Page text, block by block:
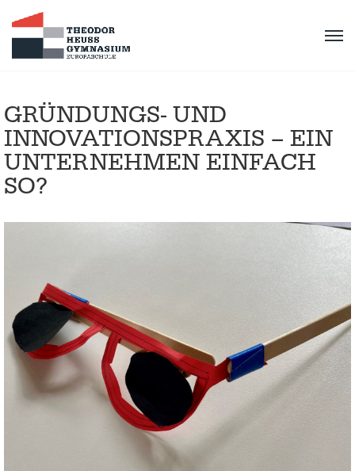
GRÜNDUNGS- UND
INNOVATIONSPRAXIS – EIN
UNTERNEHMEN EINFACH
SO?